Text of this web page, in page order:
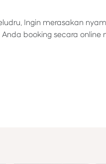
Ingin merasakan
booking secara online